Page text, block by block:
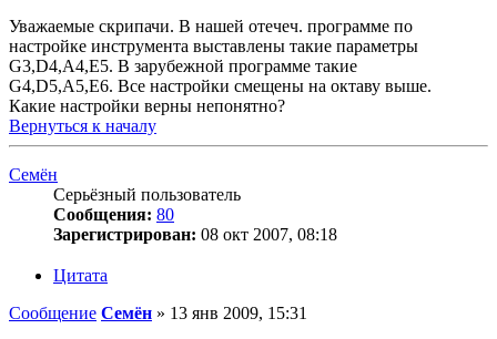
Уважаемые скрипачи. В нашей отечеч. программе по
настройке инструмента выставлены такие параметры
G3,D4,A4,E5. В зарубежной программе такие
G4,D5,A5,E6. Все настройки смещены на октаву выше.
Какие настройки верны непонятно?
Вернуться к началу
Семён
Серьёзный пользователь
Сообщения: 80
Зарегистрирован: 08 окт 2007, 08:18
Цитата
Сообщение Семён » 13 янв 2009, 15:31